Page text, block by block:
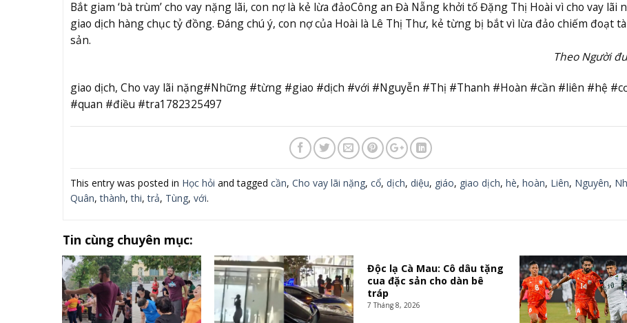
Bắt giam ‘bà trùm’ cho vay nặng lãi, con nợ là kẻ lừa đảoCông an Đà Nẵng khởi tố Đặng Thị Hoài vì cho vay lãi
giao dịch hàng chục tỷ đồng. Đáng chú ý, con nợ của Hoài là Lê Thị Thư, kẻ từng bị bắt vì lừa đảo chiếm đoạt
sản.
Theo Người
giao dịch, Cho vay lãi nặng#Những #từng #giao #dịch #với #Nguyễn #Thị #Thanh #Hoàn #cần #liên #hệ
#quan #điều #tra1782325497
This entry was posted in Học hỏi and tagged cần, Cho vay lãi nặng, cổ, dịch, diệu, giáo, giao dịch, hè, hoàn, Liên, Nguyên,
Quân,thành,thi,trả, Tùng, với.
Tin cùng chuyên mục:
Độc lạ Cà Mau: Cô dâu tặng
cua đặc sản cho dàn bê
tráp
7 Tháng 8, 2026